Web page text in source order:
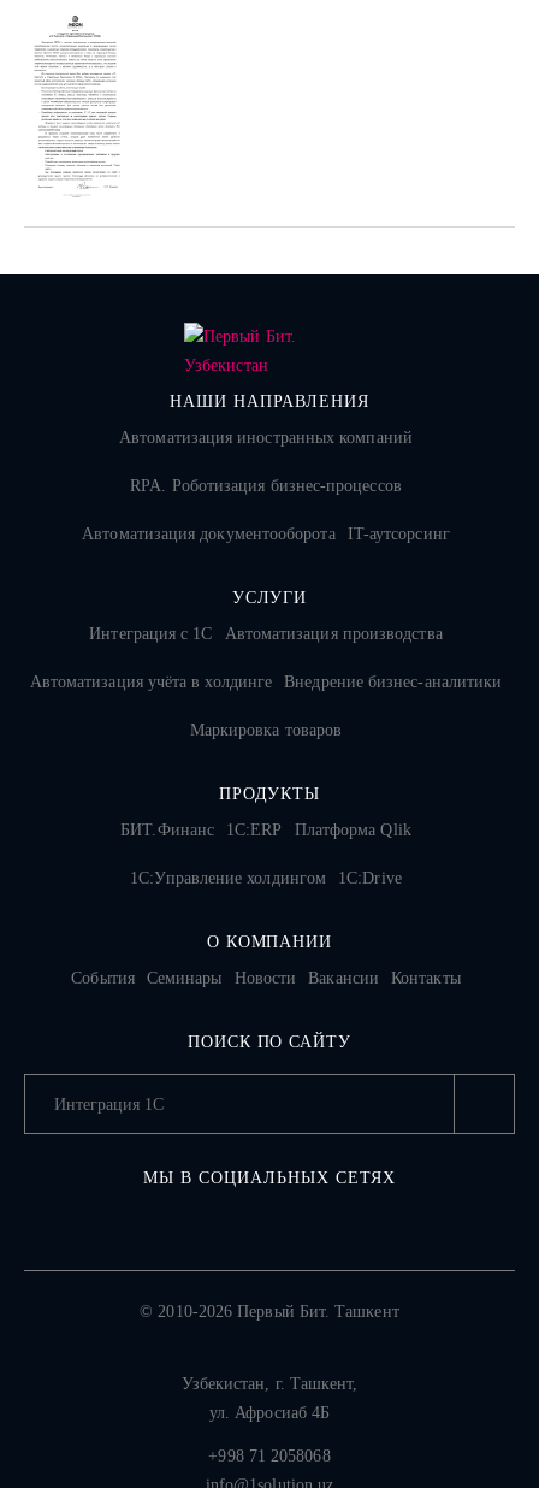
НАШИ НАПРАВЛЕНИЯ
Автоматизация иностранных компаний
RPA. Роботизация бизнес-процессов
Автоматизация документооборота IT-аутсорсинг
УСЛУГИ
Интеграция с 1С
Автоматизация производства
Автоматизация учёта в холдинге Внедрение бизнес-аналитики
Маркировка товаров
ПРОДУКТЫ
БИТ.Финанс
1С:ERP Платформа Qlik
1С:Управление холдингом 1C:Drive
О КОМПАНИИ
События
Семинары Новости Вакансии Контакты
ПОИСК ПО САЙТУ
МЫ В СОЦИАЛЬНЫХ СЕТЯХ
© 2010-2026 Первый Бит. Ташкент
Узбекистан, г. Ташкент,
ул. Афросиаб 4Б
+998 71 2058068
info@1solution.uz